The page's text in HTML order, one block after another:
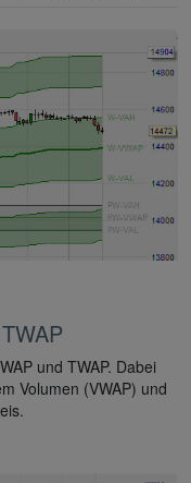
und TWAP. Dabei
Volumen (VWAP) und